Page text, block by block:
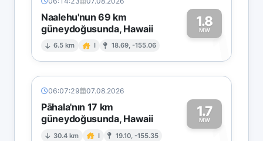
Naalehu'nun 69 km
güneydoğusunda, Hawaii
6.5 km I 18.69, -155.06
1.8
MW1
06:07:29 07.08.2026
Pāhala'nın 17 km
güneydoğusunda, Hawaii
30.4 km I 19.10, -155.35
1.7
MW